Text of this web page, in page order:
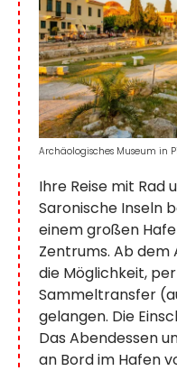
Ihre Reise mit Rad
Saronische Inseln
einem großen
Zentrums. Ab dem
die Möglichkeit,
Sammeltransfer
gelangen. Die
Das Abendessen
an Bord im Hafen
Archäologisches Museum in